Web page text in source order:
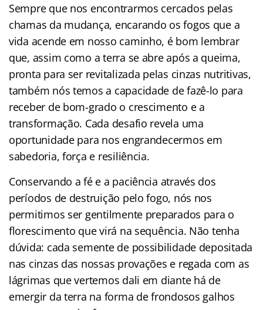
Sempre que nos encontrarmos cercados pelas
chamas da mudança, encarando os fogos que a
vida acende em nosso caminho, é bom lembrar
que, assim como a terra se abre após a queima,
pronta para ser revitalizada pelas cinzas nutritivas,
também nós temos a capacidade de fazê-lo para
receber de bom-grado o crescimento e a
transformação. Cada desafio revela uma
oportunidade para nos engrandecermos em
sabedoria, força e resiliência.
Conservando a fé e a paciência através dos
períodos de destruição pelo fogo, nós nos
permitimos ser gentilmente preparados para o
florescimento que virá na sequência. Não tenha
dúvida: cada semente de possibilidade depositada
nas cinzas das nossas provações e regada com as
lágrimas que vertemos dali em diante há de
emergir da terra na forma de frondosos galhos